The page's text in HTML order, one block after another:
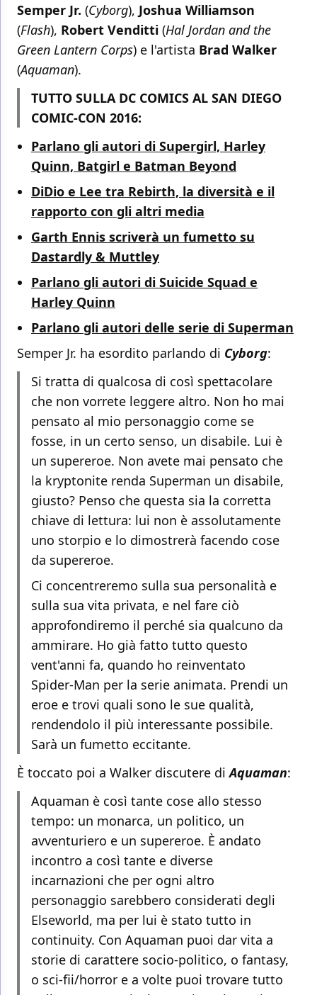
Semper Jr. (Cyborg), Joshua Williamson
(Flash), Robert Venditti (Hal Jordan and the
Green Lantern Corps) e l'artista Brad Walker
(Aquaman).
TUTTO SULLA DC COMICS AL SAN DIEGO
COMIC-CON 2016:
Parlano gli autori di Supergirl, Harley
Quinn, Batgirl e Batman Beyond
DiDio e Lee tra Rebirth, la diversità e il
rapporto con gli altri media
Garth Ennis scriverà un fumetto su
Dastardly & Muttley
Parlano gli autori di Suicide Squad e
Harley Quinn
Parlano gli autori delle serie di Superman
Semper Jr. ha esordito parlando di Cyborg:
Si tratta di qualcosa di così spettacolare
che non vorrete leggere altro. Non ho mai
pensato al mio personaggio come se
fosse, in un certo senso, un disabile. Lui è
un supereroe. Non avete mai pensato che
la kryptonite renda Superman un disabile,
giusto? Penso che questa sia la corretta
chiave di lettura: lui non è assolutamente
uno storpio e lo dimostrerà facendo cose
da supereroe.
Ci concentreremo sulla sua personalità e
sulla sua vita privata, e nel fare ciò
approfondiremo il perché sia qualcuno da
ammirare. Ho già fatto tutto questo
vent'anni fa, quando ho reinventato
Spider-Man per la serie animata. Prendi un
eroe e trovi quali sono le sue qualità,
rendendolo il più interessante possibile.
Sarà un fumetto eccitante.
È toccato poi a Walker discutere diAquaman:
Aquaman è così tante cose allo stesso
tempo: un monarca, un politico, un
avventuriero e un supereroe. È andato
incontro a così tante e diverse
incarnazioni che per ogni altro
personaggio sarebbero considerati degli
Elseworld, ma per lui è stato tutto in
continuity. Con Aquaman puoi dar vita a
storie di carattere socio-politico, o fantasy,
o sci-fii/horror e a volte puoi trovare tutto